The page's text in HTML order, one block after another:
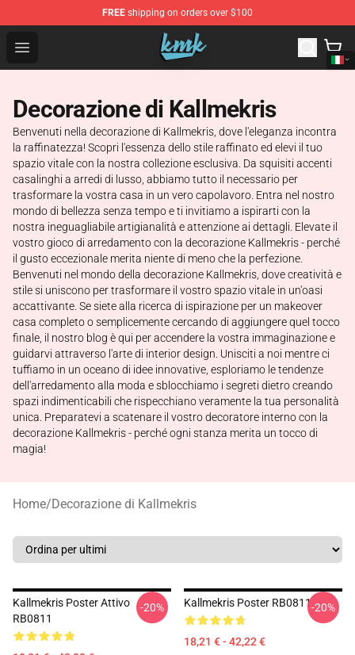
FREE shipping on orders over $100
Open menu
KallMeKris Store - Official KallMeKris Merchandise Shop
Decorazione di Kallmekris
Benvenuti nella decorazione di Kallmekris, dove l'eleganza incontra
la raffinatezza! Scopri l'essenza dello stile raffinato ed elevi il tuo
spazio vitale con la nostra collezione esclusiva. Da squisiti accenti
casalinghi a arredi di lusso, abbiamo tutto il necessario per
trasformare la vostra casa in un vero capolavoro. Entra nel nostro
mondo di bellezza senza tempo e ti invitiamo a ispirarti con la
nostra ineguagliabile artigianalità e attenzione ai dettagli. Elevate il
vostro gioco di arredamento con la decorazione Kallmekris - perché
il gusto eccezionale merita niente di meno che la perfezione.
Benvenuti nel mondo della decorazione Kallmekris, dove creatività e
stile si uniscono per trasformare il vostro spazio vitale in un'oasi
accattivante. Se siete alla ricerca di ispirazione per un makeover
casa completo o semplicemente cercando di aggiungere quel tocco
finale, il nostro blog è qui per accendere la vostra immaginazione e
guidarvi attraverso l'arte di interior design. Unisciti a noi mentre ci
tuffiamo in un oceano di idee innovative, esploriamo le tendenze
dell'arredamento alla moda e sblocchiamo i segreti dietro creando
spazi indimenticabili che rispecchiano veramente la tua personalità
unica. Preparatevi a scatenare il vostro decoratore interno con la
decorazione Kallmekris - perché ogni stanza merita un tocco di
magia!
Home/Decorazione di Kallmekris
Kallmekris Poster Attivo
RB0811
-20% Kallmekris Poster RB0811
18,21 € - 42,22 €
-20%